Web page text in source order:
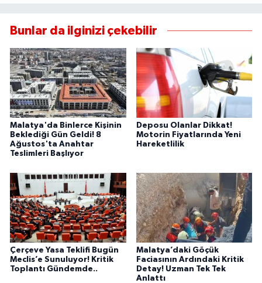
Bunlar da ilginizi çekebilir
Malatya'da Binlerce Kişinin
Beklediği Gün Geldi! 8
Ağustos'ta Anahtar
Teslimleri Başlıyor
Deposu Olanlar Dikkat!
Motorin Fiyatlarında Yeni
Hareketlilik
Çerçeve Yasa Teklifi Bugün
Meclis’e Sunuluyor! Kritik
Toplantı Gündemde..
Malatya’daki Göçük
Faciasının Ardındaki Kritik
Detay! Uzman Tek Tek
Anlattı